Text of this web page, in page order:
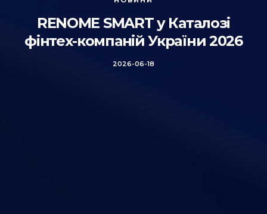
RENOME SMART у Каталозі
фінтех-компаній України 2026
2026-06-18